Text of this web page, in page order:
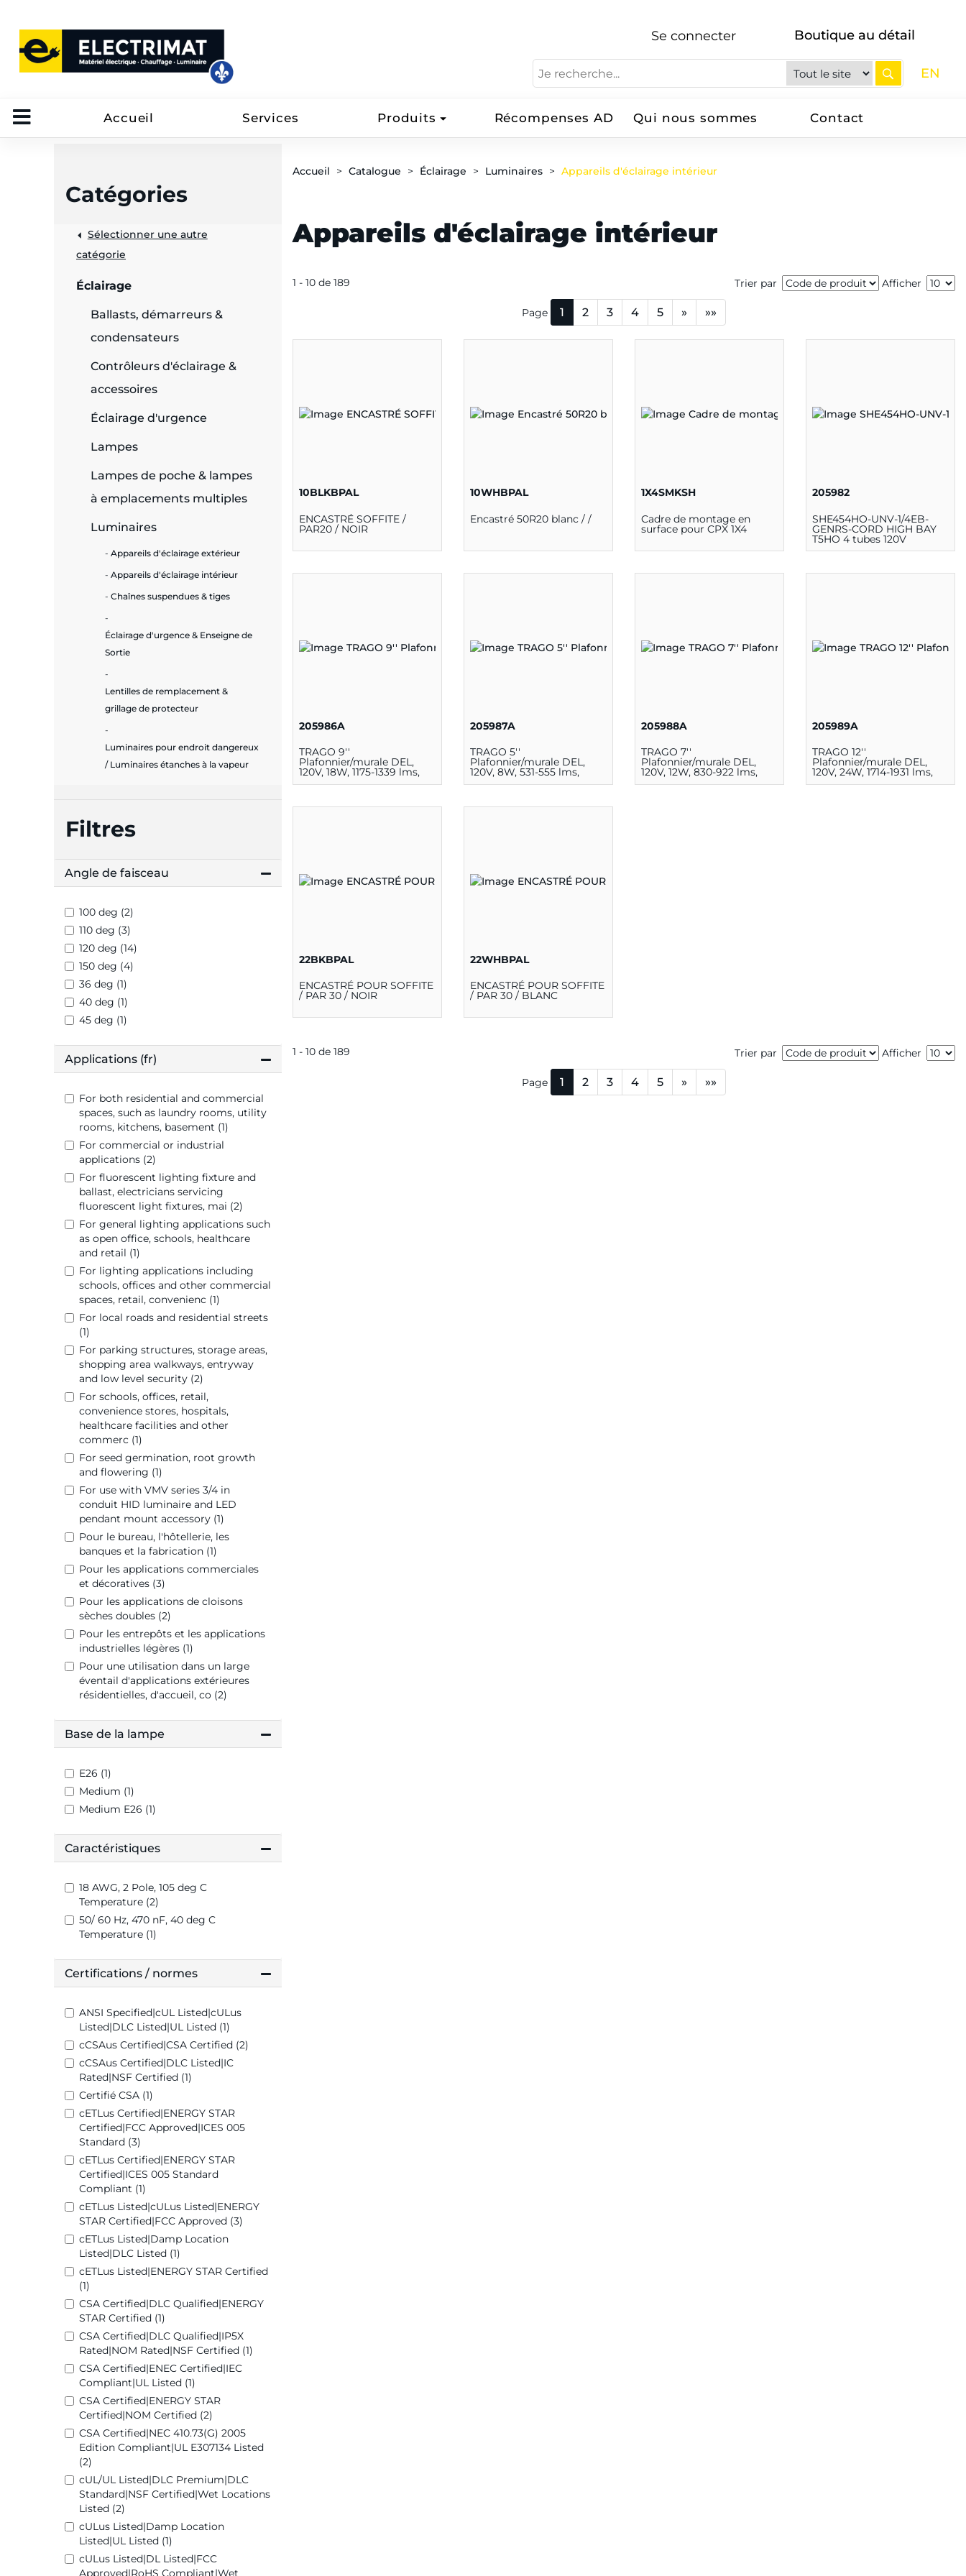
Se connecter Boutique au détail
EN
Accueil Services Produits Récompenses AD Qui nous sommes Contact
Catégories
Sélectionner une autre
catégorie
Éclairage
Ballasts, démarreurs &
condensateurs
Contrôleurs d'éclairage &
accessoires
Éclairage d'urgence
Lampes
Lampes de poche & lampes
à emplacements multiples
Luminaires
Appareils d'éclairage extérieur
Appareils d'éclairage intérieur
Chaînes suspendues & tiges
Éclairage d'urgence & Enseigne de
Sortie
Lentilles de remplacement &
grillage de protecteur
Luminaires pour endroit dangereux
/ Luminaires étanches à la vapeur
Filtres
Angle de faisceau
100 deg (2)
110 deg (3)
120 deg (14)
150 deg (4)
36 deg (1)
40 deg (1)
45 deg (1)
Applications (fr)
For both residential and commercial
spaces, such as laundry rooms, utility
rooms, kitchens, basement (1)
For commercial or industrial
applications (2)
For fluorescent lighting fixture and
ballast, electricians servicing
fluorescent light fixtures, mai (2)
For general lighting applications such
as open office, schools, healthcare
and retail (1)
For lighting applications including
schools, offices and other commercial
spaces, retail, convenienc (1)
For local roads and residential streets
(1)
For parking structures, storage areas,
shopping area walkways, entryway
and low level security (2)
For schools, offices, retail,
convenience stores, hospitals,
healthcare facilities and other
commerc (1)
For seed germination, root growth
and flowering (1)
For use with VMV series 3/4 in
conduit HID luminaire and LED
pendant mount accessory (1)
Pour le bureau, l'hôtellerie, les
banques et la fabrication (1)
Pour les applications commerciales
et décoratives (3)
Pour les applications de cloisons
sèches doubles (2)
Pour les entrepôts et les applications
industrielles légères (1)
Pour une utilisation dans un large
éventail d'applications extérieures
résidentielles, d'accueil, co (2)
Base de la lampe
E26 (1)
Medium (1)
Medium E26 (1)
Caractéristiques
18 AWG, 2 Pole, 105 deg C
Temperature (2)
50/ 60 Hz, 470 nF, 40 deg C
Temperature (1)
Certifications / normes
ANSI Specified|cUL Listed|cULus
Listed|DLC Listed|UL Listed (1)
cCSAus Certified|CSA Certified (2)
cCSAus Certified|DLC Listed|IC
Rated|NSF Certified (1)
Certifié CSA (1)
cETLus Certified|ENERGY STAR
Certified|FCC Approved|ICES 005
Standard (3)
cETLus Certified|ENERGY STAR
Certified|ICES 005 Standard
Compliant (1)
cETLus Listed|cULus Listed|ENERGY
STAR Certified|FCC Approved (3)
cETLus Listed|Damp Location
Listed|DLC Listed (1)
cETLus Listed|ENERGY STAR Certified
(1)
CSA Certified|DLC Qualified|ENERGY
STAR Certified (1)
CSA Certified|DLC Qualified|IP5X
Rated|NOM Rated|NSF Certified (1)
CSA Certified|ENEC Certified|IEC
Compliant|UL Listed (1)
CSA Certified|ENERGY STAR
Certified|NOM Certified (2)
CSA Certified|NEC 410.73(G) 2005
Edition Compliant|UL E307134 Listed
(2)
cUL/UL Listed|DLC Premium|DLC
Standard|NSF Certified|Wet Locations
Listed (2)
cULus Listed|Damp Location
Listed|UL Listed (1)
cULus Listed|DL Listed|FCC
Approved|RoHS Compliant|Wet
Accueil Catalogue Éclairage Luminaires Appareils d'éclairage intérieur
Appareils d'éclairage intérieur
1 - 10 de 189 Trier par Afficher
Page 1 2 3 4 5 » »»
10BLKBPAL
ENCASTRÉ SOFFITE /
PAR20 / NOIR
10WHBPAL
Encastré 50R20 blanc / /
1X4SMKSH
Cadre de montage en
surface pour CPX 1X4
205982
SHE454HO-UNV-1/4EB-
GENRS-CORD HIGH BAY
T5HO 4 tubes 120V
205986A
TRAGO 9''
Plafonnier/murale DEL,
120V, 18W, 1175-1339 lms,
5CCT
205987A
TRAGO 5''
Plafonnier/murale DEL,
120V, 8W, 531-555 lms,
5CCT
205988A
TRAGO 7''
Plafonnier/murale DEL,
120V, 12W, 830-922 lms,
5CCT
205989A
TRAGO 12''
Plafonnier/murale DEL,
120V, 24W, 1714-1931 lms,
5CCT
22BKBPAL
ENCASTRÉ POUR SOFFITE
/ PAR 30 / NOIR
22WHBPAL
ENCASTRÉ POUR SOFFITE
/ PAR 30 / BLANC
1 - 10 de 189 Trier par Afficher
Page 1 2 3 4 5 » »»